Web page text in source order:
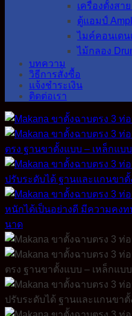
เครื่องตั้งสา
ตู้แอมป์
ไมค์คอนเดน
ไม้กลอง
บทความ
วิธีการสั่งซื้อ
แจ้งชำระเงิน
ติดต่อเรา